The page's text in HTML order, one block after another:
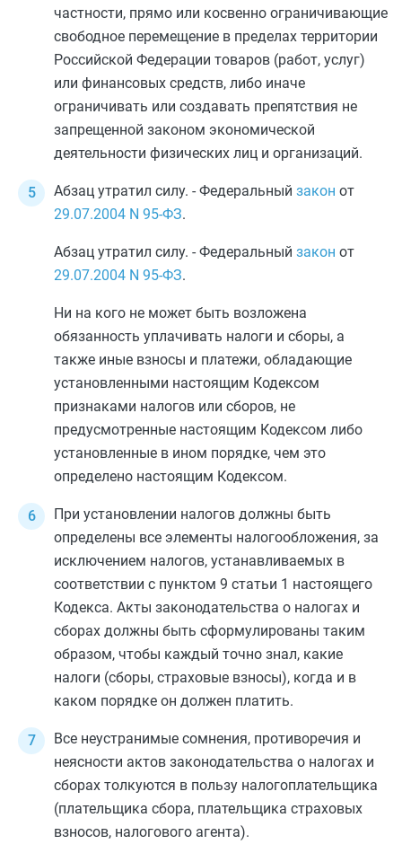
частности, прямо или косвенно ограничивающие
свободное перемещение в пределах территории
Российской Федерации товаров (работ, услуг)
или финансовых средств, либо иначе
ограничивать или создавать препятствия не
запрещенной законом экономической
деятельности физических лиц и организаций.
Абзац утратил силу. - Федеральный закон от
29.07.2004 N 95-ФЗ.
Абзац утратил силу. - Федеральный закон от
29.07.2004 N 95-ФЗ.
Ни на кого не может быть возложена
обязанность уплачивать налоги и сборы, а
также иные взносы и платежи, обладающие
установленными настоящим Кодексом
признаками налогов или сборов, не
предусмотренные настоящим Кодексом либо
установленные в ином порядке, чем это
определено настоящим Кодексом.
При установлении налогов должны быть
определены все элементы налогообложения, за
исключением налогов, устанавливаемых в
соответствии с пунктом 9 статьи 1 настоящего
Кодекса. Акты законодательства о налогах и
сборах должны быть сформулированы таким
образом, чтобы каждый точно знал, какие
налоги (сборы, страховые взносы), когда и в
каком порядке он должен платить.
Все неустранимые сомнения, противоречия и
неясности актов законодательства о налогах и
сборах толкуются в пользу налогоплательщика
(плательщика сбора, плательщика страховых
взносов, налогового агента).